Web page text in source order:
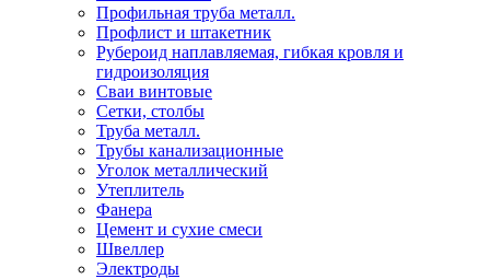
Профильная труба металл.
Профлист и штакетник
Рубероид наплавляемая, гибкая кровля и
гидроизоляция
Сваи винтовые
Сетки, столбы
Труба металл.
Трубы канализационные
Уголок металлический
Утеплитель
Фанера
Цемент и сухие смеси
Швеллер
Электроды